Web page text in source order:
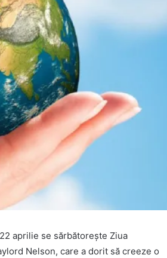
aprilie se sărbătorește Ziua
Nelson, care a dorit să creeze o